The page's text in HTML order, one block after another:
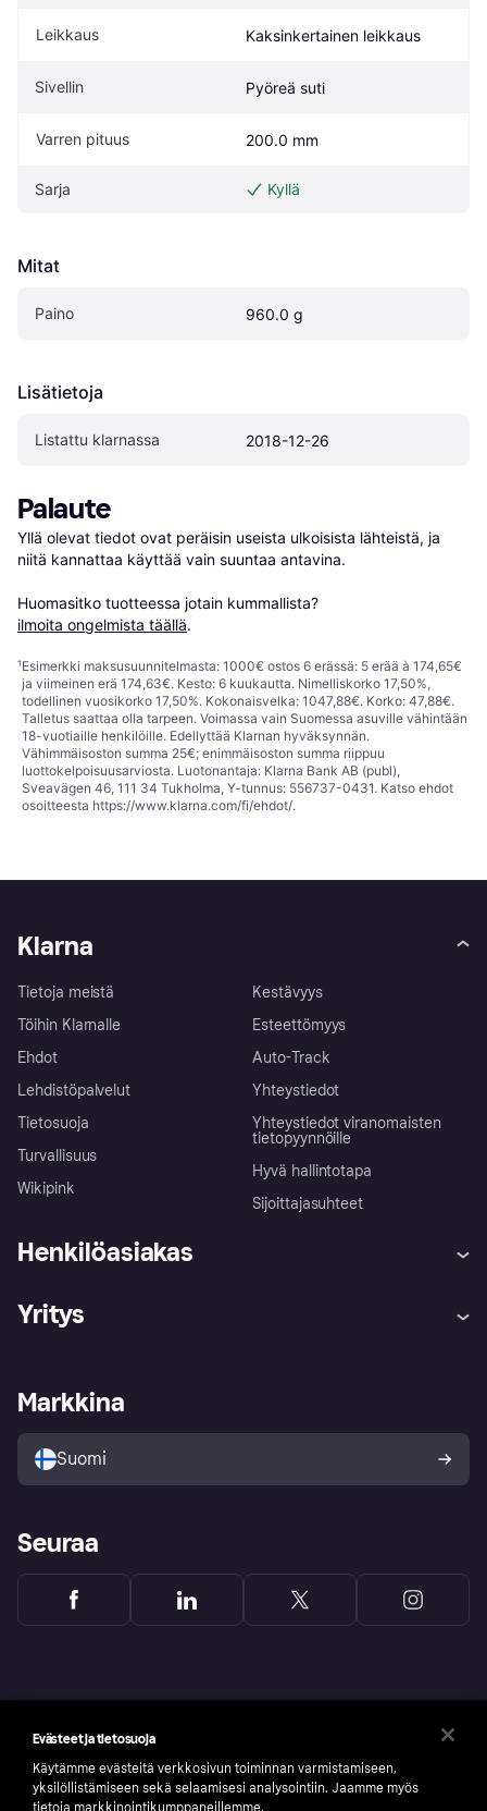
Leikkaus Kaksinkertainen leikkaus
Sivellin Pyöreä suti
Varren pituus 200.0 mm
Sarja Kyllä
Mitat
Paino 960.0 g
Lisätietoja
Listattu klarnassa 2018-12-26
Palaute
Yllä olevat tiedot ovat peräisin useista ulkoisista lähteistä, ja
niitä kannattaa käyttää vain suuntaa antavina.
Huomasitko tuotteessa jotain kummallista?
ilmoita ongelmista täällä.
¹Esimerkki maksusuunnitelmasta: 1000€ ostos 6 erässä: 5 erää à 174,65€
ja viimeinen erä 174,63€. Kesto: 6 kuukautta. Nimelliskorko 17,50%,
todellinen vuosikorko 17,50%. Kokonaisvelka: 1047,88€. Korko: 47,88€.
Talletus saattaa olla tarpeen. Voimassa vain Suomessa asuville vähintään
18-vuotiaille henkilöille. Edellyttää Klarnan hyväksynnän.
Vähimmäisoston summa 25€; enimmäisoston summa riippuu
luottokelpoisuusarviosta. Luotonantaja: Klarna Bank AB (publ),
Sveavägen 46, 111 34 Tukholma, Y-tunnus: 556737-0431. Katso ehdot
osoitteesta https://www.klarna.com/fi/ehdot/.
Klarna
Tietoja meistä
Töihin Klarnalle
Ehdot
Lehdistöpalvelut
Tietosuoja
Turvallisuus
Wikipink
Kestävyys
Esteettömyys
Auto-Track
Yhteystiedot
Yhteystiedot viranomaisten
tietopyynnöille
Hyvä hallintotapa
Sijoittajasuhteet
Henkilöasiakas
Ohje
Kirjaudu sisään
Tutustu kauppoihin
Ostajan turva
Yritys
Kirjaudu sisään yrityksenä
Markkina
Suomi
Seuraa
Evästeet ja tietosuoja
Käytämme evästeitä verkkosivun toiminnan varmistamiseen,
yksilöllistämiseen sekä selaamisesi analysointiin. Jaamme myös
tietoja markkinointikumppaneillemme.